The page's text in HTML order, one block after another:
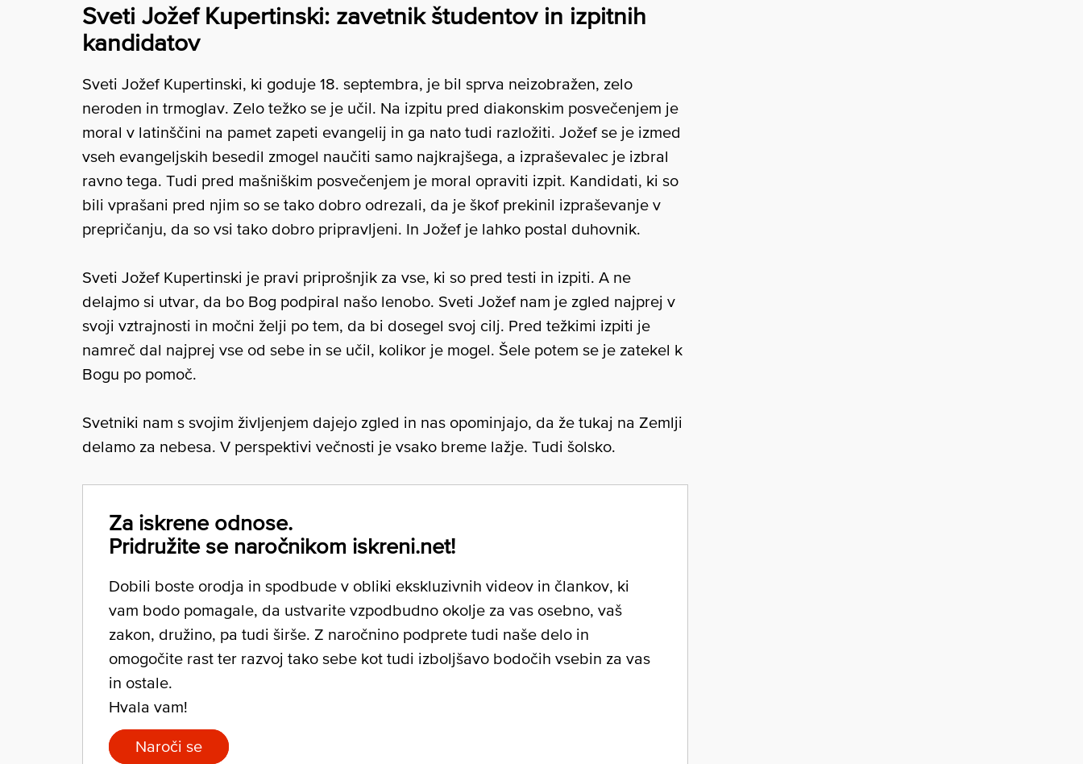
Sveti Jožef Kupertinski: zavetnik študentov in izpitnih
kandidatov
Sveti Jožef Kupertinski, ki goduje 18. septembra, je bil sprva neizobražen, zelo
neroden in trmoglav. Zelo težko se je učil. Na izpitu pred diakonskim posvečenjem je
moral v latinščini na pamet zapeti evangelij in ga nato tudi razložiti. Jožef se je izmed
vseh evangeljskih besedil zmogel naučiti samo najkrajšega, a izpraševalec je izbral
ravno tega. Tudi pred mašniškim posvečenjem je moral opraviti izpit. Kandidati, ki so
bili vprašani pred njim so se tako dobro odrezali, da je škof prekinil izpraševanje v
prepričanju, da so vsi tako dobro pripravljeni. In Jožef je lahko postal duhovnik.
Sveti Jožef Kupertinski je pravi priprošnjik za vse, ki so pred testi in izpiti. A ne
delajmo si utvar, da bo Bog podpiral našo lenobo. Sveti Jožef nam je zgled najprej v
svoji vztrajnosti in močni želji po tem, da bi dosegel svoj cilj. Pred težkimi izpiti je
namreč dal najprej vse od sebe in se učil, kolikor je mogel. Šele potem se je zatekel k
Bogu po pomoč.
Svetniki nam s svojim življenjem dajejo zgled in nas opominjajo, da že tukaj na Zemlji
delamo za nebesa. V perspektivi večnosti je vsako breme lažje. Tudi šolsko.
Za iskrene odnose.
Pridružite se naročnikom iskreni.net!
Dobili boste orodja in spodbude v obliki ekskluzivnih videov in člankov, ki
vam bodo pomagale, da ustvarite vzpodbudno okolje za vas osebno, vaš
zakon, družino, pa tudi širše. Z naročnino podprete tudi naše delo in
omogočite rast ter razvoj tako sebe kot tudi izboljšavo bodočih vsebin za vas
in ostale.
Hvala vam!
Naroči se